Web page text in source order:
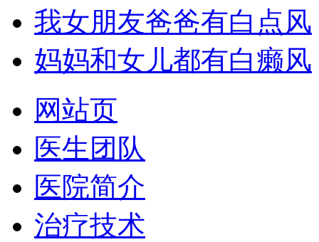
我女朋友爸爸有白点风
妈妈和女儿都有白癞风
网站页
医生团队
医院简介
治疗技术